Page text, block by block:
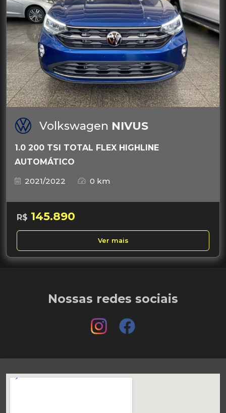
Volkswagen NIVUS
1.0 200 TSI TOTAL FLEX HIGHLINE
AUTOMÁTICO
2021/2022
0 km
R$ 145.890
Ver mais
Nossas redes sociais